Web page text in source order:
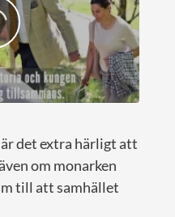
det extra härligt att
om monarken
till att samhället